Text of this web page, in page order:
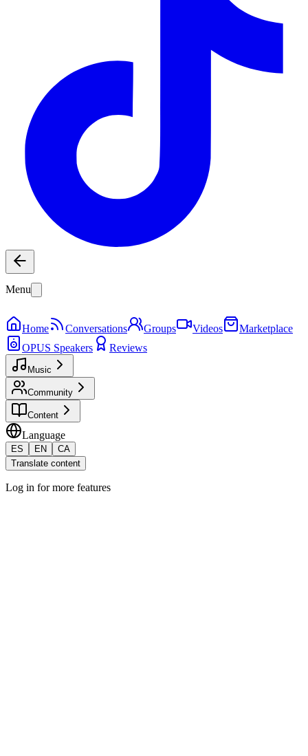
Menu
Home Conversations Groups Videos
Marketplace
OPUS Speakers
Reviews
Music
Community
Content
Language
ES EN
CA
Translate content
Log in for more features